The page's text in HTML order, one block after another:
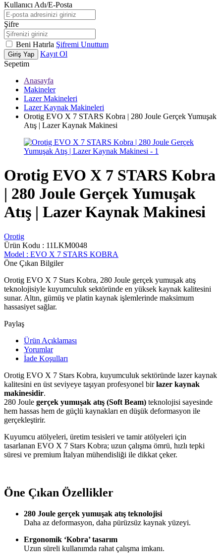
Kullanıcı Adı/E-Posta
Şifre
Beni Hatırla Şifremi Unuttum
Giriş Yap
Kayıt Ol
Sepetim
Anasayfa
Makineler
Lazer Makineleri
Lazer Kaynak Makineleri
Orotig EVO X 7 STARS Kobra | 280 Joule Gerçek Yumuşak
Atış | Lazer Kaynak Makinesi
Orotig EVO X 7 STARS Kobra
| 280 Joule Gerçek Yumuşak
Atış | Lazer Kaynak Makinesi
Orotig
Ürün Kodu : 11LKM0048
Model : EVO X 7 STARS KOBRA
Öne Çıkan Bilgiler
Orotig EVO X 7 Stars Kobra, 280 Joule gerçek yumuşak atış
teknolojisiyle kuyumculuk sektöründe en yüksek kaynak kalitesini
sunar. Altın, gümüş ve platin kaynak işlemlerinde maksimum
hassasiyet sağlar.
Paylaş
Ürün Açıklaması
Yorumlar
İade Koşulları
Orotig EVO X 7 Stars Kobra, kuyumculuk sektöründe lazer kaynak
kalitesini en üst seviyeye taşıyan profesyonel birlazer kaynak
makinesidir.
280 Joule gerçek yumuşak atış (Soft Beam) teknolojisi sayesinde
hem hassas hem de güçlü kaynakları en düşük deformasyon ile
gerçekleştirir.
Kuyumcu atölyeleri, üretim tesisleri ve tamir atölyeleri için
tasarlanan EVO X 7 Stars Kobra; uzun çalışma ömrü, hızlı tepki
süresi ve premium İtalyan mühendisliği ile dikkat çeker.
Öne Çıkan Özellikler
280 Joule gerçek yumuşak atış teknolojisi
Daha az deformasyon, daha pürüzsüz kaynak yüzeyi.
Ergonomik ‘Kobra’ tasarım
Uzun süreli kullanımda rahat çalışma imkanı.